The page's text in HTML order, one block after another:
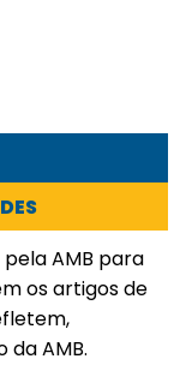
AMB para
os artigos de
da AMB.